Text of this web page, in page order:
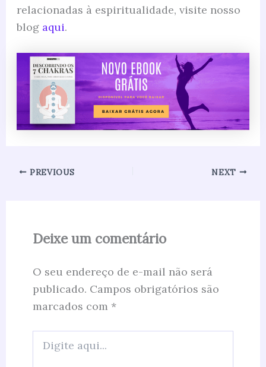
relacionadas à espiritualidade, visite nosso
blog aqui.
PREVIOUS NEXT
Deixe um comentário
O seu endereço de e-mail não será
publicado. Campos obrigatórios são
marcados com *
aqui...